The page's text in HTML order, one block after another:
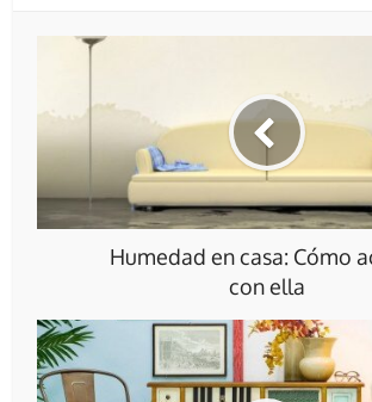
Humedad en casa: Cómo
con ella